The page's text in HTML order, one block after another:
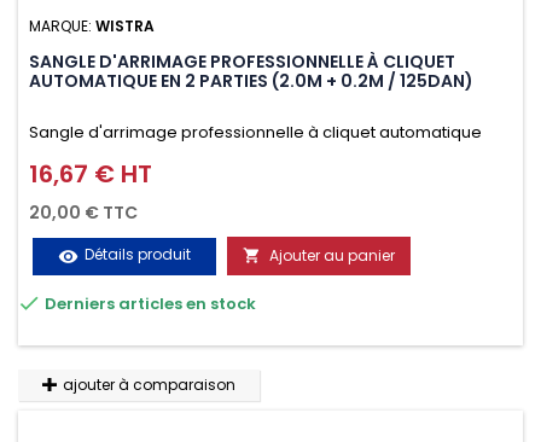
MARQUE: WISTRA
SANGLE D'ARRIMAGE PROFESSIONNELLE À CLIQUET
AUTOMATIQUE EN 2 PARTIES (2.0M + 0.2M / 125DAN)
Sangle d'arrimage professionnelle à cliquet automatique
avec crochet deux doigts soudés en J en 2 parties (2.0M +
0.2M / 125daN), simple et rapide d'utilisation. Permet
d'arrimer et de sécuriser vos chargements pendant le
transport. Matière polyester très résistante aux UV et aux
variations de températures, n'absorbe pas l'eau.
Prix
16,67 € HT
20,00 € TTC
visibility Détails produit  Ajouter au panier
 Derniers articles en stock
ajouter à comparaison